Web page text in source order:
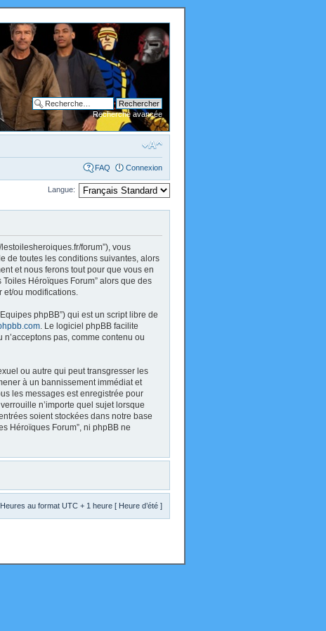
Recherche avancée
FAQ Connexion
Langue:
lestoilesheroiques.fr/forum”), vous
de toutes les conditions suivantes, alors
et nous ferons tout pour que vous en
Héroïques Forum” alors que des
ou modifications.
phpBB”) qui est un script libre de
. Le logiciel phpBB facilite
pas, comme contenu ou
ou autre qui peut transgresser les
à un bannissement immédiat et
les messages est enregistrée pour
n’importe quel sujet lorsque
soient stockées dans notre base
Héroïques Forum”, ni phpBB ne
Heures au format UTC + 1 heure [ Heure d’été ]